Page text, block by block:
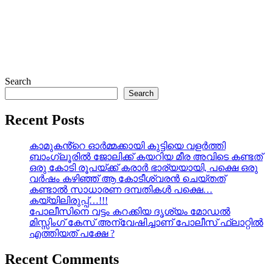
Search
Search
Recent Posts
കാമുകൻ്റെ ഓർമ്മക്കായി കുട്ടിയെ വളർത്തി
ബാംഗ്ലൂരിൽ ജോലിക്ക് കയറിയ മീര അവിടെ കണ്ടത്
ഒരു കോടി രൂപയ്ക്ക് കരാർ ഭാര്യയായി, പക്ഷെ ഒരു
വർഷം കഴിഞ്ഞ് ആ കോടീശ്വരൻ ചെയ്തത്
കണ്ടാൽ സാധാരണ ദമ്പതികൾ പക്ഷെ…
കയ്യിലിരുപ്പ്…!!!
പോലീസിനെ വട്ടം കറക്കിയ ദൃശ്യം മോഡല്‍
മിസ്സിംഗ് കേസ് അന്വേഷിച്ചാണ് പോലീസ് ഫ്ലാറ്റിൽ
എത്തിയത് പക്ഷേ ?
Recent Comments